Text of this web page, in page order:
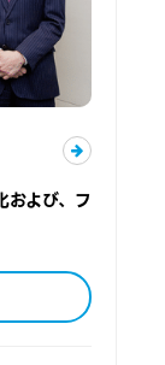
および、フ